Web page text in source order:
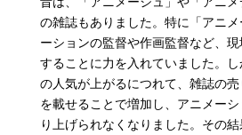
の雑誌もありました。特に「アニ
ーションの監督や作画監督など、
することに力を入れていました。
の人気が上がるにつれて、雑誌の
を載せることで増加し、アニメー
り上げられなくなりました。その